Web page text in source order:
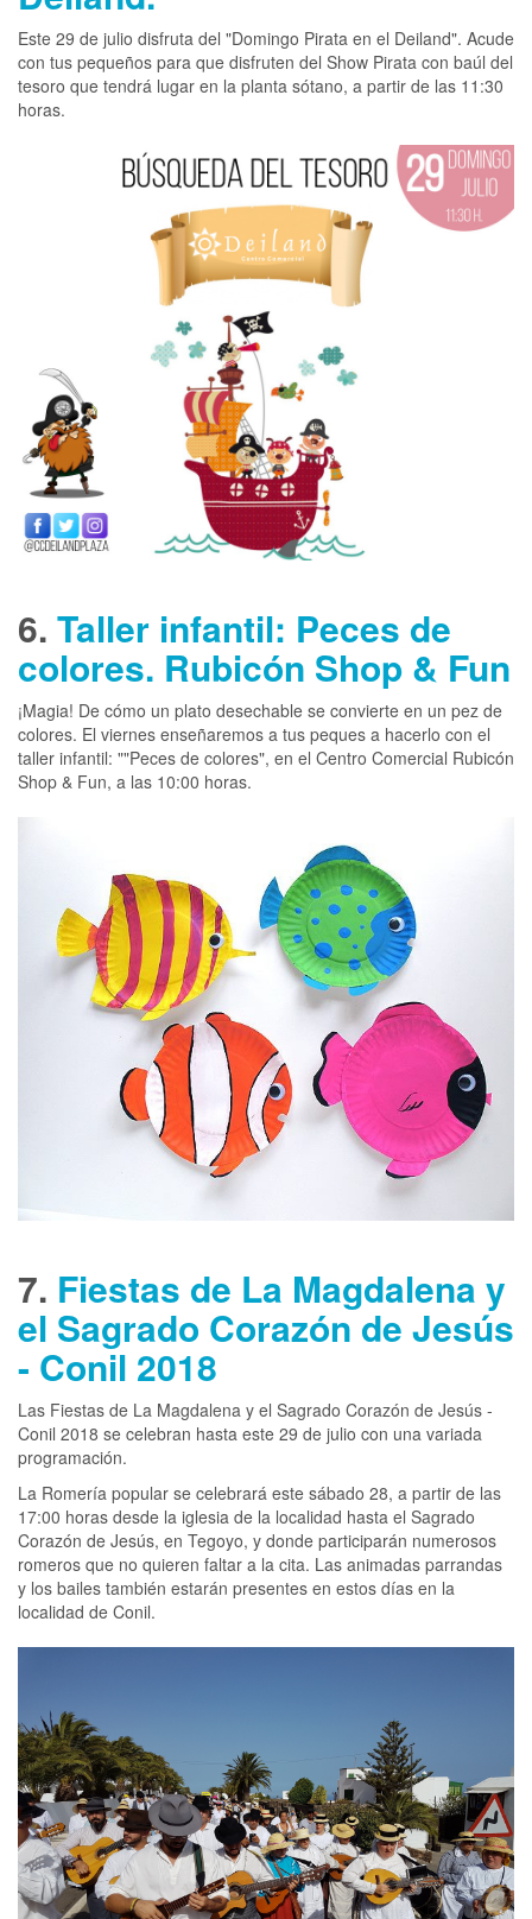
Este 29 de julio disfruta del "Domingo Pirata en el Deiland". Acude
con tus pequeños para que disfruten del Show Pirata con baúl del
tesoro que tendrá lugar en la planta sótano, a partir de las 11:30
horas.
6. Taller infantil: Peces de
colores. Rubicón Shop & Fun
¡Magia! De cómo un plato desechable se convierte en un pez de
colores. El viernes enseñaremos a tus peques a hacerlo con el
taller infantil: ""Peces de colores", en el Centro Comercial Rubicón
Shop & Fun, a las 10:00 horas.
7. Fiestas de La Magdalena y
el Sagrado Corazón de Jesús
- Conil 2018
Las Fiestas de La Magdalena y el Sagrado Corazón de Jesús -
Conil 2018 se celebran hasta este 29 de julio con una variada
programación.
La Romería popular se celebrará este sábado 28, a partir de las
17:00 horas desde la iglesia de la localidad hasta el Sagrado
Corazón de Jesús, en Tegoyo, y donde participarán numerosos
romeros que no quieren faltar a la cita. Las animadas parrandas
y los bailes también estarán presentes en estos días en la
localidad de Conil.